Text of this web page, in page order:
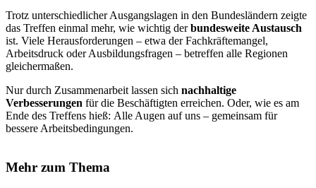
Trotz unterschiedlicher Ausgangslagen in den Bundesländern zeigte
das Treffen einmal mehr, wie wichtig derbundesweite Austausch
ist. Viele Herausforderungen – etwa der Fachkräftemangel,
Arbeitsdruck oder Ausbildungsfragen – betreffen alle Regionen
gleichermaßen.
Nur durch Zusammenarbeit lassen sich nachhaltige
Verbesserungen für die Beschäftigten erreichen. Oder, wie es am
Ende des Treffens hieß: Alle Augen auf uns – gemeinsam für
bessere Arbeitsbedingungen.
Mehr zum Thema